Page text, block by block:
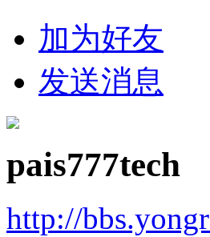
加为好友
发送消息
pais777tech
http://